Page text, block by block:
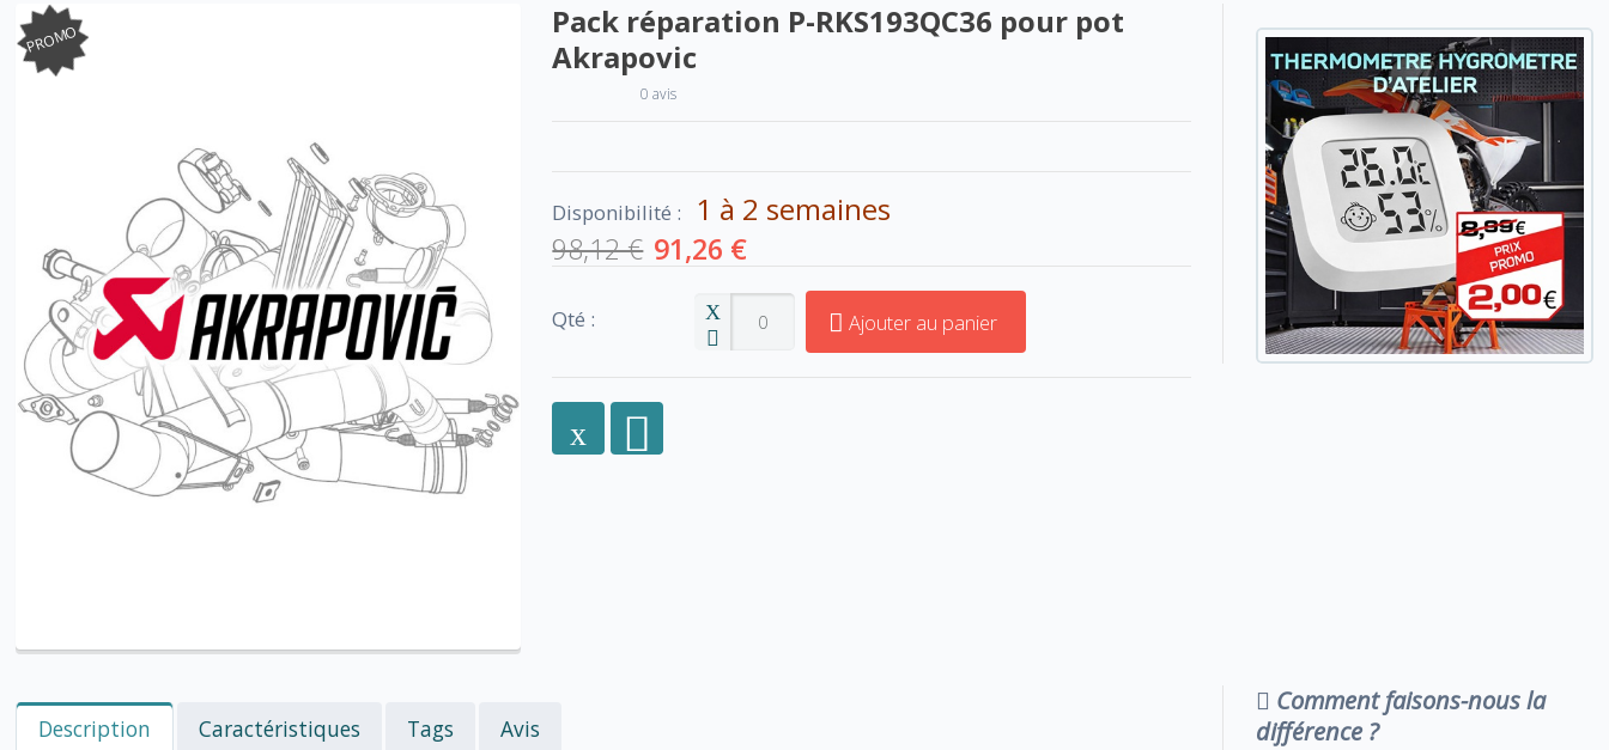
PROMO
Pack réparation P-RKS193QC36 pour pot
Akrapovic
0 avis
Disponibilité : 1 à 2 semaines
98,12 € 91,26 €
Qté : Ajouter au panier
Description Caractéristiques Tags Avis
Comment faisons-nous la
différence ?